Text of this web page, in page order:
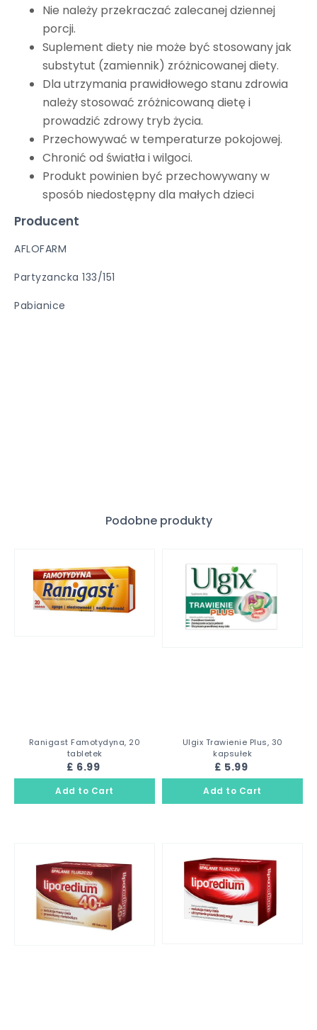
Nie należy przekraczać zalecanej dziennej
porcji.
Suplement diety nie może być stosowany jak
substytut (zamiennik) zróżnicowanej diety.
Dla utrzymania prawidłowego stanu zdrowia
należy stosować zróżnicowaną dietę i
prowadzić zdrowy tryb życia.
Przechowywać w temperaturze pokojowej.
Chronić od światła i wilgoci.
Produkt powinien być przechowywany w
sposób niedostępny dla małych dzieci
Producent
AFLOFARM
Partyzancka 133/151
Pabianice
Podobne produkty
Ranigast Famotydyna, 20
tabletek
£ 6.99
Ulgix Trawienie Plus, 30
kapsułek
£ 5.99